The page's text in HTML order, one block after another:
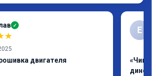
✓
★
двигателя
Е
«Чип